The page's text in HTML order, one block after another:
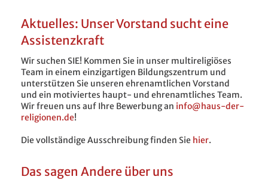
Aktuelles: Unser Vorstand sucht eine
Assistenzkraft
Wir suchen SIE! Kommen Sie in unser multireligiöses
Team in einem einzigartigen Bildungszentrum und
unterstützen Sie unseren ehrenamtlichen Vorstand
und ein motiviertes haupt- und ehrenamtliches Team.
Wir freuen uns auf Ihre Bewerbung an info@haus-der-
religionen.de!
Die vollständige Ausschreibung finden Sie hier.
Das sagen Andere über uns